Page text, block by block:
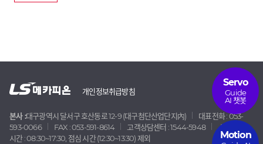
개인정보취급방침
본사 :대구광역시 달서구 호산동로 12-9 (대구첨단산업단지內)
대표전화 : 053-
593-0066
FAX : 053-591-8614 고객상담센터 : 1544-5948
상담 가능
시간 : 08:30~17:30, 점심 시간 (12:30~13:30) 제외
Servo
Guide
AI 챗봇
Motion